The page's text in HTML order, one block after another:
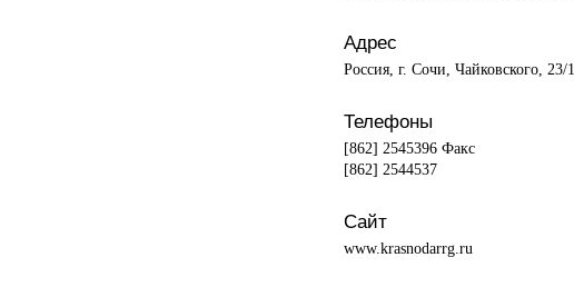
Адрес
Россия, г. Сочи, Чайковского, 23/1
Телефоны
[862] 2545396 Факс
[862] 2544537
Сайт
www.krasnodarrg.ru